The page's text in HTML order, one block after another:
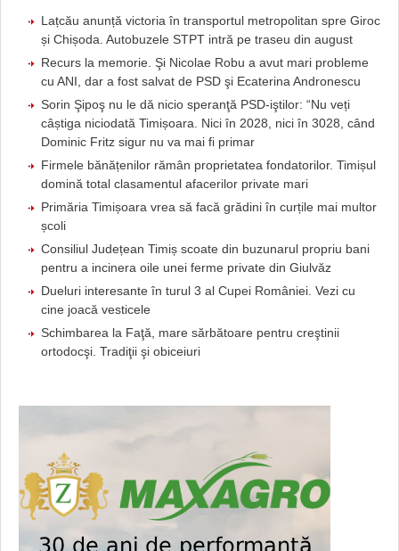
Lațcău anunță victoria în transportul metropolitan spre Giroc
și Chișoda. Autobuzele STPT intră pe traseu din august
Recurs la memorie. Şi Nicolae Robu a avut mari probleme
cu ANI, dar a fost salvat de PSD şi Ecaterina Andronescu
Sorin Şipoş nu le dă nicio speranţă PSD-iştilor: “Nu veți
câștiga niciodată Timișoara. Nici în 2028, nici în 3028, când
Dominic Fritz sigur nu va mai fi primar
Firmele bănățenilor rămân proprietatea fondatorilor. Timișul
domină total clasamentul afacerilor private mari
Primăria Timișoara vrea să facă grădini în curțile mai multor
școli
Consiliul Județean Timiș scoate din buzunarul propriu bani
pentru a incinera oile unei ferme private din Giulvăz
Dueluri interesante în turul 3 al Cupei României. Vezi cu
cine joacă vesticele
Schimbarea la Faţă, mare sărbătoare pentru creştinii
ortodocşi. Tradiţii şi obiceiuri